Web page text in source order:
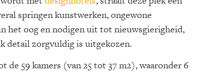
springen kunstwerken, ongewone
het oog en nodigen uit tot nieuwsgierigheid,
detail zorgvuldig is uitgekozen.
59 kamers (van 25 tot 37 m2), waaronder 6